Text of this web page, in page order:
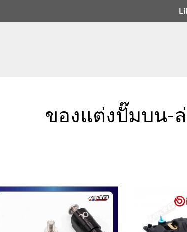
ของแต่งปั๊มบน-